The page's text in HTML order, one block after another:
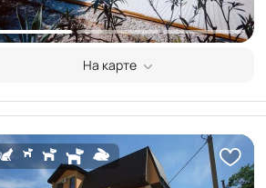
На карте